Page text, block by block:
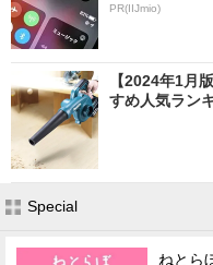
PR(IIJmio)
【2024年1月
すめ人気ラン
Special
ねとら